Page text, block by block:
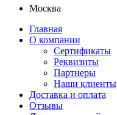
Москва
Главная
О компании
Сертификаты
Реквизиты
Партнеры
Наши клиенты
Доставка и оплата
Отзывы